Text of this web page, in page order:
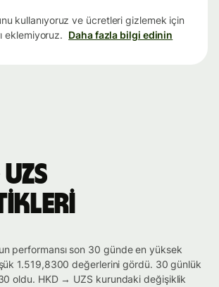
kullanıyoruz ve ücretleri gizlemek için
eklemiyoruz. Daha fazla bilgi edinin
performansı son 30 günde en yüksek
1.519,8300 değerlerini gördü. 30 günlük
oldu. HKD → UZS kurundaki değişiklik